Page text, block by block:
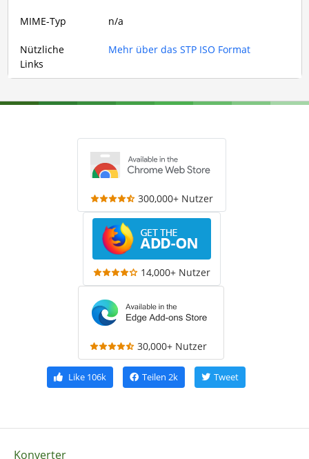
MIME-Typ n/a
Nützliche
Links
Mehr über das STP ISO Format
300,000+ Nutzer
14,000+ Nutzer
30,000+ Nutzer
Like 106k Teilen 2k Tweet
Konverter